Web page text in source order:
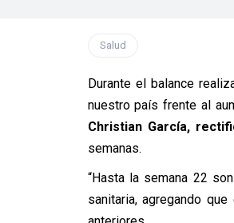
Salud
Durante el balance
nuestro país frente al
Christian García,
semanas.
“Hasta la semana 22
sanitaria, agregando